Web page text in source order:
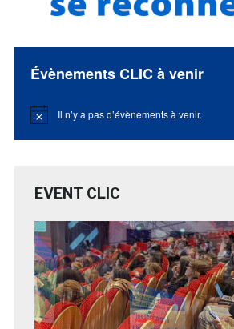
Évènements CLIC à venir
Notice Il n’y a pas d’évènements à venir.
EVENT CLIC